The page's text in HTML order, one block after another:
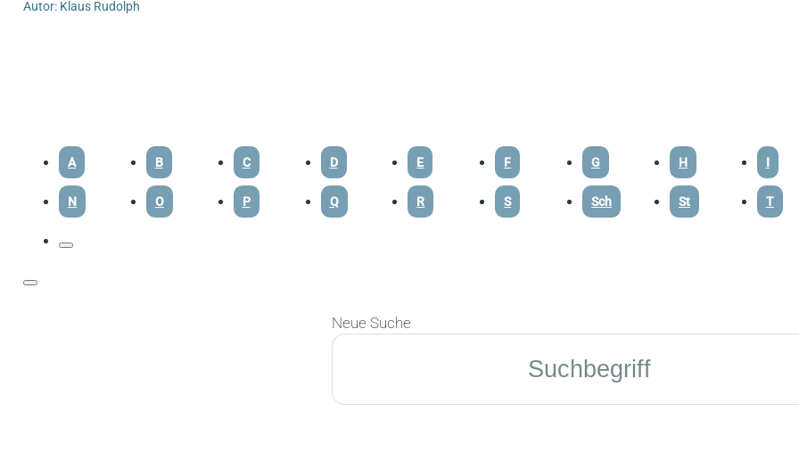
Autor: Klaus Rudolph
A B C D E F G H I
N O P Q R S Sch St T
Neue Suche
Suchen